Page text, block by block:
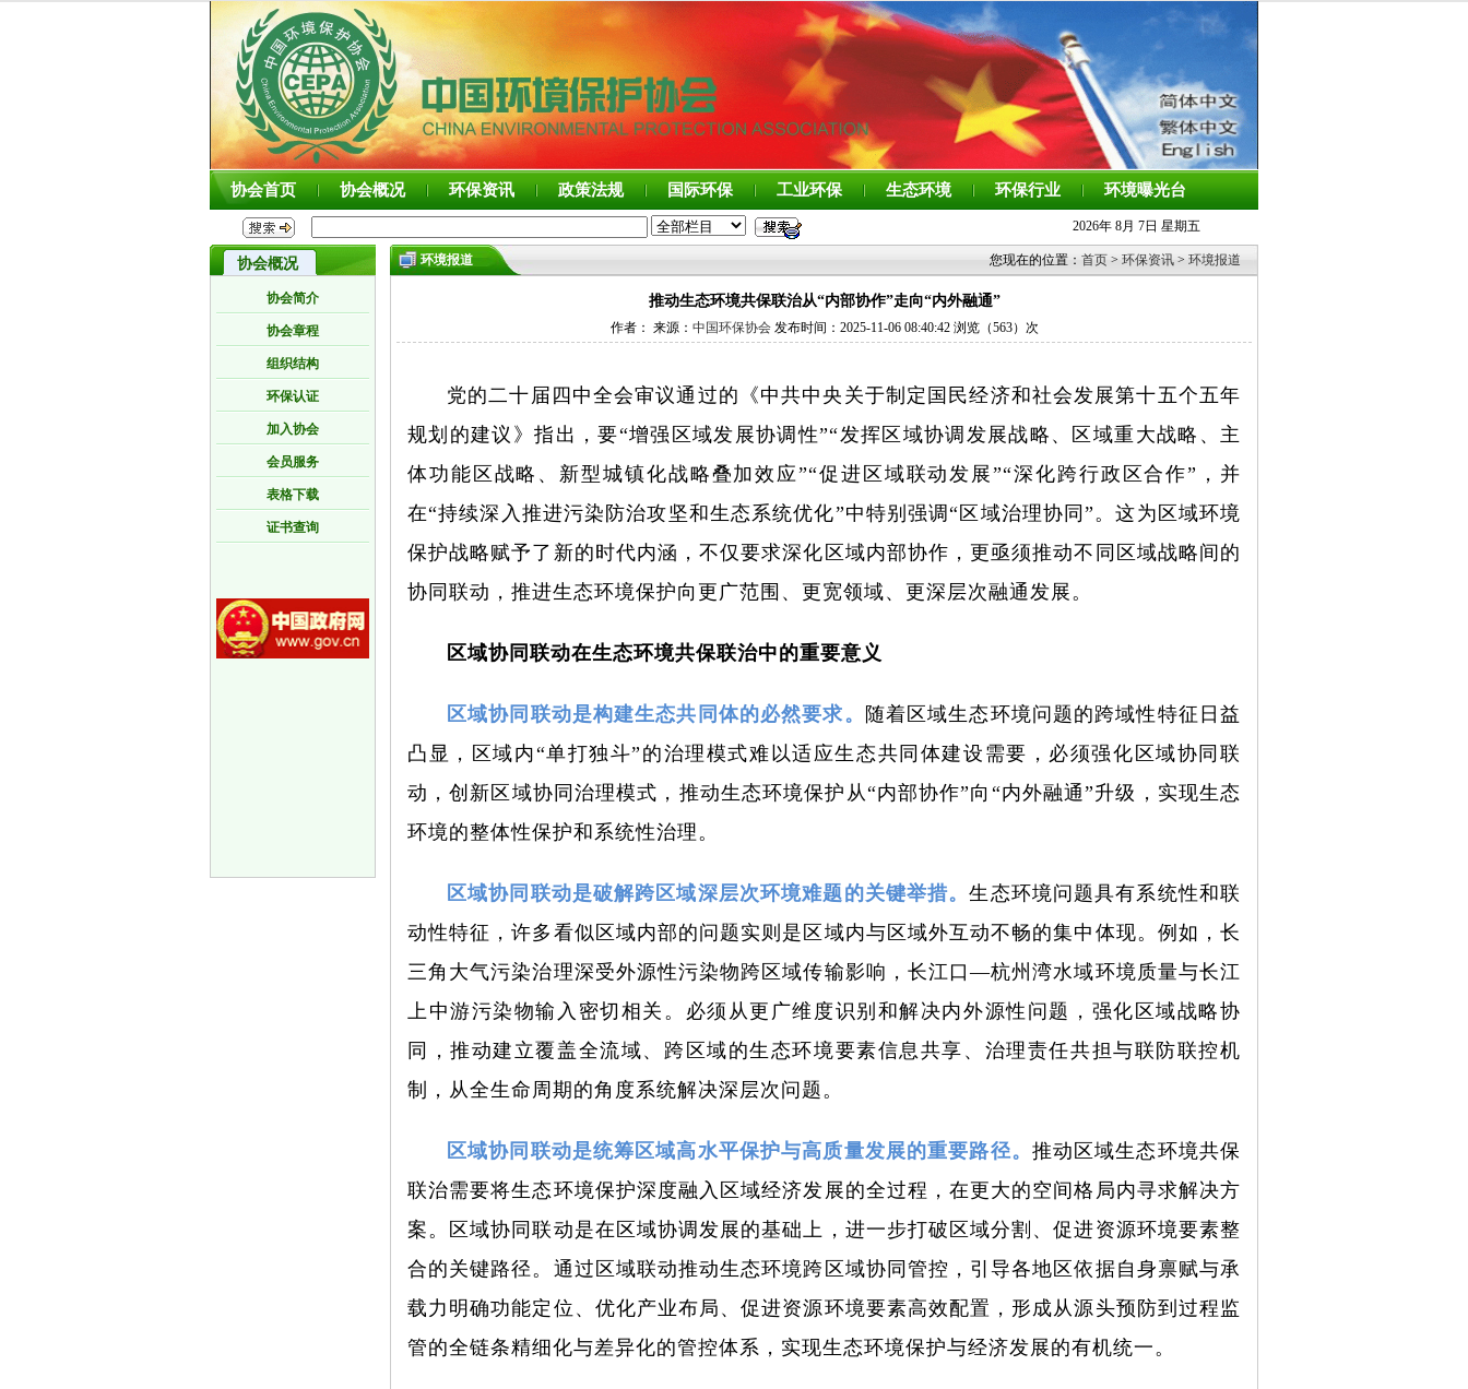
协会首页 协会概况 环保资讯 政策法规 国际环保 工业环保 生态环境 环保行业 环境曝光台
2026年 8月 7日 星期五
协会概况
协会简介
协会章程
组织结构
环保认证
加入协会
会员服务
表格下载
证书查询
环境报道 您现在的位置： 首页 > 环保资讯 > 环境报道
推动生态环境共保联治从“内部协作”走向“内外融通”
作者： 来源： 中国环保协会发布时间：2025-11-06 08:40:42 浏览（563）次
党的二十届四中全会审议通过的《中共中央关于制定国民经济和社会发展第十五个五年
规划的建议》指出，要“增强区域发展协调性”“发挥区域协调发展战略、区域重大战略、主
体功能区战略、新型城镇化战略叠加效应”“促进区域联动发展”“深化跨行政区合作”，并
在“持续深入推进污染防治攻坚和生态系统优化”中特别强调“区域治理协同”。这为区域环境
保护战略赋予了新的时代内涵，不仅要求深化区域内部协作，更亟须推动不同区域战略间的
协同联动，推进生态环境保护向更广范围、更宽领域、更深层次融通发展。
区域协同联动在生态环境共保联治中的重要意义
区域协同联动是构建生态共同体的必然要求。
随着区域生态环境问题的跨域性特征日益
凸显，区域内“单打独斗”的治理模式难以适应生态共同体建设需要，必须强化区域协同联
动，创新区域协同治理模式，推动生态环境保护从“内部协作”向“内外融通”升级，实现生态
环境的整体性保护和系统性治理。
区域协同联动是破解跨区域深层次环境难题的关键举措。生态环境问题具有系统性和联
动性特征，许多看似区域内部的问题实则是区域内与区域外互动不畅的集中体现。例如，长
三角大气污染治理深受外源性污染物跨区域传输影响，长江口—杭州湾水域环境质量与长江
上中游污染物输入密切相关。必须从更广维度识别和解决内外源性问题，强化区域战略协
同，推动建立覆盖全流域、跨区域的生态环境要素信息共享、治理责任共担与联防联控机
制，从全生命周期的角度系统解决深层次问题。
区域协同联动是统筹区域高水平保护与高质量发展的重要路径。 推动区域生态环境共保
联治需要将生态环境保护深度融入区域经济发展的全过程，在更大的空间格局内寻求解决方
案。区域协同联动是在区域协调发展的基础上，进一步打破区域分割、促进资源环境要素整
合的关键路径。通过区域联动推动生态环境跨区域协同管控，引导各地区依据自身禀赋与承
载力明确功能定位、优化产业布局、促进资源环境要素高效配置，形成从源头预防到过程监
管的全链条精细化与差异化的管控体系，实现生态环境保护与经济发展的有机统一。